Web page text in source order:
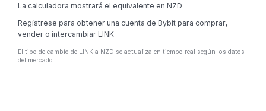
La calculadora mostrará el equivalente en NZD
Regístrese para obtener una cuenta de Bybit para comprar,
vender o intercambiar LINK
El tipo de cambio de LINK a NZD se actualiza en tiempo real según los datos
del mercado.